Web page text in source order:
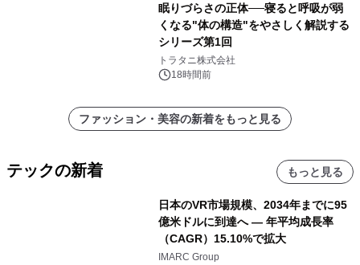
眠りづらさの正体──寝ると呼吸が弱
くなる"体の構造"をやさしく解説する
シリーズ第1回
トラタニ株式会社
18時間前
ファッション・美容の新着をもっと見る
テックの新着 もっと見る
日本のVR市場規模、2034年までに95
億米ドルに到達へ ― 年平均成長率
（CAGR）15.10%で拡大
IMARC Group